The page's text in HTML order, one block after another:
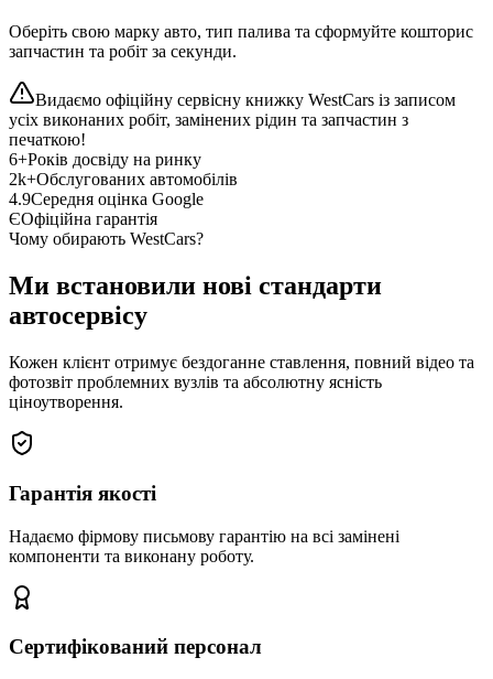
Оберіть свою марку авто, тип палива та сформуйте кошторис
запчастин та робіт за секунди.
Видаємо офіційну сервісну книжку WestCars із записом
усіх виконаних робіт, замінених рідин та запчастин з
печаткою!
6+Років досвіду на ринку
2k+Обслугованих автомобілів
4.9Середня оцінка Google
ЄОфіційна гарантія
Чому обирають WestCars?
Ми встановили нові стандарти
автосервісу
Кожен клієнт отримує бездоганне ставлення, повний відео та
фотозвіт проблемних вузлів та абсолютну ясність
ціноутворення.
Гарантія якості
Надаємо фірмову письмову гарантію на всі замінені
компоненти та виконану роботу.
Сертифікований персонал